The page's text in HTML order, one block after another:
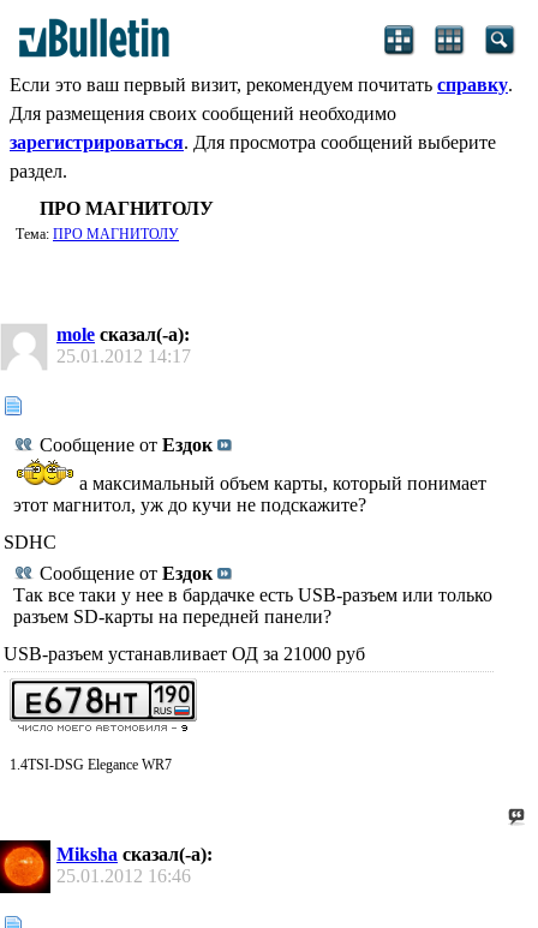
Если это ваш первый визит, рекомендуем почитать справку.
Для размещения своих сообщений необходимо
зарегистрироваться. Для просмотра сообщений выберите
раздел.
ПРО МАГНИТОЛУ
Тема: ПРО МАГНИТОЛУ
mole сказал(-а):
25.01.2012 14:17
Сообщение от Ездок
а максимальный объем карты, который понимает
этот магнитол, уж до кучи не подскажите?
SDHC
Сообщение от Ездок
Так все таки у нее в бардачке есть USB-разъем или только
разъем SD-карты на передней панели?
USB-разъем устанавливает ОД за 21000 руб
1.4TSI-DSG Elegance WR7
Miksha сказал(-а):
25.01.2012 16:46